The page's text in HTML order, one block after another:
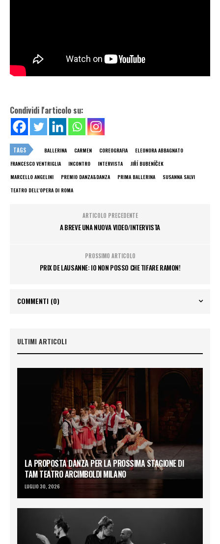
Condividi l'articolo su:
TAGS BALLERINA CARMEN COREOGRAFIA
ELEONORA ABBAGNATO
FRANCESCO VENTRIGLIA
INCONTRO INTERVISTA
JIŘÍ BUBENÍČEK
MARCELLO ANGELINI
PREMIO DANZA&DANZA PRIMA BALLERINA
SUSANNA SALVI
TEATRO DELL'OPERA DI ROMA
ARTICOLO PRECEDENTE
A BREVE UNA NUOVA VIDEO/INTERVISTA
PROSSIMO ARTICOLO
PRIX DE LAUSANNE: IO NON POSSO CHE TIFARE RAMON!
COMMENTI (0)
ULTIMI ARTICOLI
LA PROPOSTA DANZA PER LA PROSSIMA STAGIONE DI
TAM TEATRO ARCIMBOLDI MILANO
LUGLIO 30, 2026